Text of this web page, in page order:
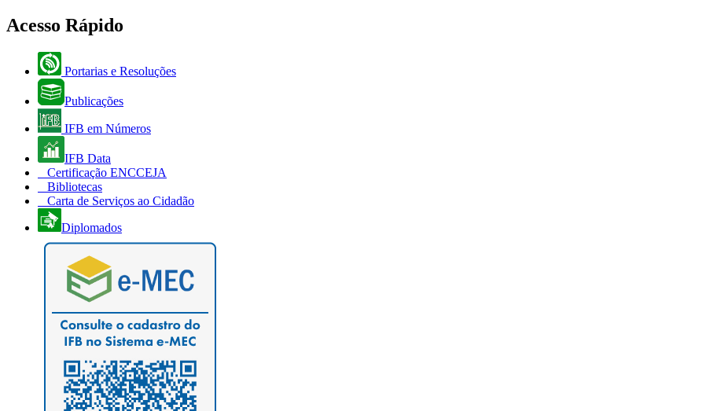
Acesso Rápido
Portarias e Resoluções
Publicações
IFB em Números
IFB Data
Certificação ENCCEJA
Bibliotecas
Carta de Serviços ao Cidadão
Diplomados